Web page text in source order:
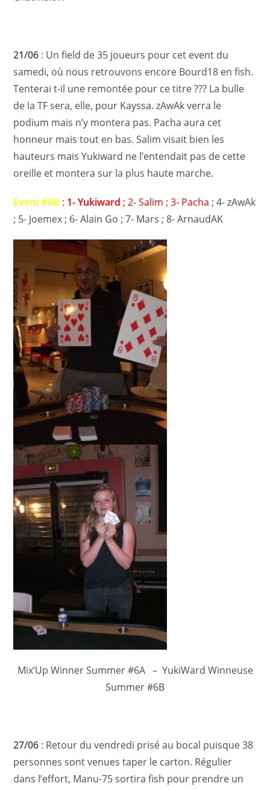
21/06 : Un field de 35 joueurs pour cet event du
samedi, où nous retrouvons encore Bourd18 en fish.
Tenterai t-il une remontée pour ce titre ??? La bulle
de la TF sera, elle, pour Kayssa. zAwAk verra le
podium mais n’y montera pas. Pacha aura cet
honneur mais tout en bas. Salim visait bien les
hauteurs mais Yukiward ne l’entendait pas de cette
oreille et montera sur la plus haute marche.
Event #6B : 1- Yukiward ; 2- Salim ; 3- Pacha ; 4- zAwAk
; 5- Joemex ; 6- Alain Go ; 7- Mars ; 8- ArnaudAK
Mix’Up Winner Summer #6A – YukiWard Winneuse
Summer #6B
27/06 : Retour du vendredi prisé au bocal puisque 38
personnes sont venues taper le carton. Régulier
dans l’effort, Manu-75 sortira fish pour prendre un